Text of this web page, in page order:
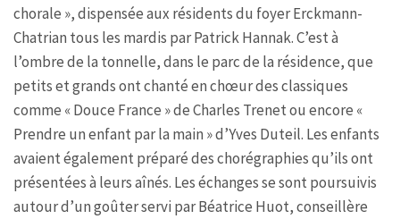
chorale », dispensée aux résidents du foyer Erckmann-
Chatrian tous les mardis par Patrick Hannak. C’est à
l’ombre de la tonnelle, dans le parc de la résidence, que
petits et grands ont chanté en chœur des classiques
comme « Douce France » de Charles Trenet ou encore «
Prendre un enfant par la main » d’Yves Duteil. Les enfants
avaient également préparé des chorégraphies qu’ils ont
présentées à leurs aînés. Les échanges se sont poursuivis
autour d’un goûter servi par Béatrice Huot, conseillère